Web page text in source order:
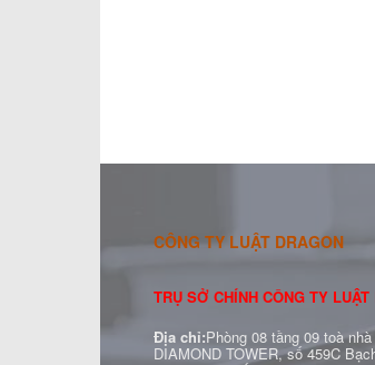
CÔNG TY LUẬT DRAGON
TRỤ SỞ CHÍNH CÔNG TY LUẬT
Địa chỉ:Phòng 08 tầng 09 toà
DIAMOND TOWER, số 459C